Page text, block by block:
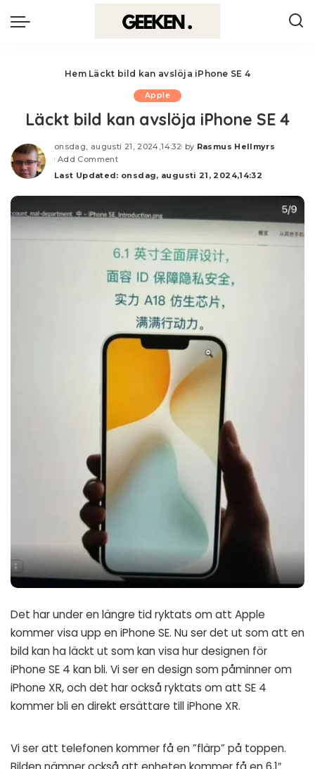
Hem Läckt bild kan avslöja iPhone SE 4
Apple
Läckt bild kan avslöja iPhone SE 4
onsdag, augusti 21, 2024,14:32
Posted
by Rasmus Hellmyrs
Add Comment
Last Updated: onsdag, augusti 21, 2024,14:32
Det har under en längre tid ryktats om att Apple
kommer visa upp en iPhone SE. Nu ser det ut som att en
bild kan ha läckt ut som kan visa hur designen för
iPhone SE 4 kan bli. Vi ser en design som påminner om
iPhone XR, och det har också ryktats om att SE 4
kommer bli en direkt ersättare till iPhone XR.
Vi ser att telefonen kommer få en ”flärp” på toppen.